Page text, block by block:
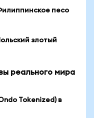
песо
злотый
реального мира
Tokenized) в